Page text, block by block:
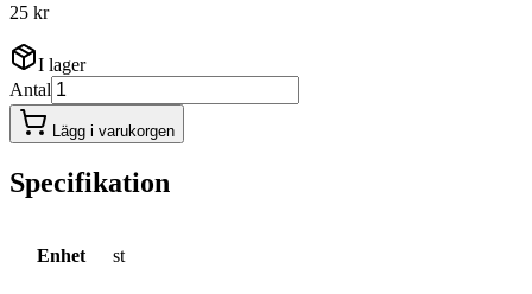
25 kr
I lager
Antal
Lägg i varukorgen
Specifikation
Enhet st